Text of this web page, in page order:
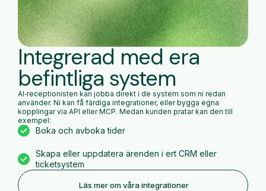
Integrerad med era
befintliga system
AI‑receptionisten kan jobba direkt i de system som ni redan
använder. Ni kan få färdiga integrationer, eller bygga egna
kopplingar via API eller MCP. Medan kunden pratar kan den till
exempel:
Boka och avboka tider
Skapa eller uppdatera ärenden i ert CRM eller
ticketsystem
Läs mer om våra integrationer